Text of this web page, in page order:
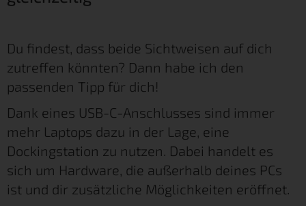
Du findest, dass beide Sichtweisen auf dich
zutreffen könnten? Dann habe ich den
passenden Tipp für dich!
Dank eines USB-C-Anschlusses sind immer
mehr Laptops dazu in der Lage, eine
Dockingstation zu nutzen. Dabei handelt es
sich um Hardware, die außerhalb deines PCs
ist und dir zusätzliche Möglichkeiten eröffnet.